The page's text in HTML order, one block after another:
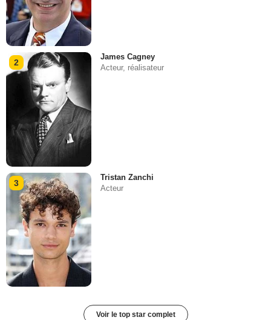
2
James Cagney
Acteur, réalisateur
3
Tristan Zanchi
Acteur
Voir le top star complet